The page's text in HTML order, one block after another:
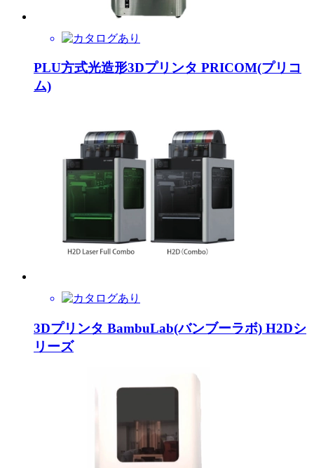
PLU方式光造形3Dプリンタ PRICOM(プリコ
ム)
3Dプリンタ BambuLab(バンブーラボ) H2Dシ
リーズ